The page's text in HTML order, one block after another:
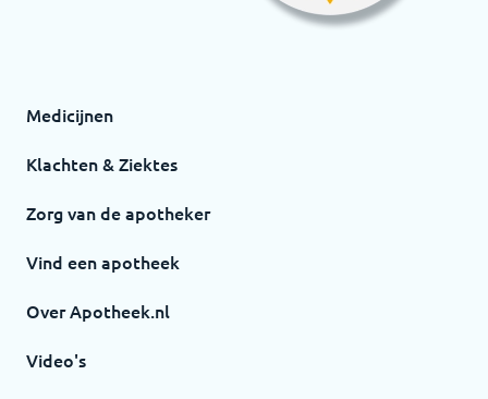
Medicijnen
Klachten & Ziektes
Zorg van de apotheker
Vind een apotheek
Over Apotheek.nl
Video's